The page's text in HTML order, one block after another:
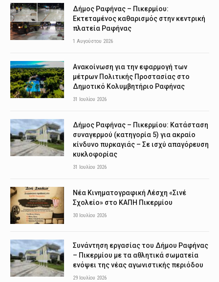
Δήμος Ραφήνας – Πικερμίου:
Εκτεταμένος καθαρισμός στην κεντρική
πλατεία Ραφήνας
1 Αυγούστου 2026
Ανακοίνωση για την εφαρμογή των
μέτρων Πολιτικής Προστασίας στο
Δημοτικό Κολυμβητήριο Ραφήνας
31 Ιουλίου 2026
Δήμος Ραφήνας – Πικερμίου: Κατάσταση
συναγερμού (κατηγορία 5) για ακραίο
κίνδυνο πυρκαγιάς – Σε ισχύ απαγόρευση
κυκλοφορίας
31 Ιουλίου 2026
Νέα Κινηματογραφική Λέσχη «Σινέ
Σχολείο» στο ΚΑΠΗ Πικερμίου
30 Ιουλίου 2026
Συνάντηση εργασίας του Δήμου Ραφήνας
– Πικερμίου με τα αθλητικά σωματεία
ενόψει της νέας αγωνιστικής περιόδου
29 Ιουλίου 2026